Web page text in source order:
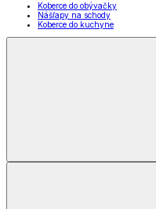
Koberce do obývačky
Nášľapy na schody
Koberce do kuchyne